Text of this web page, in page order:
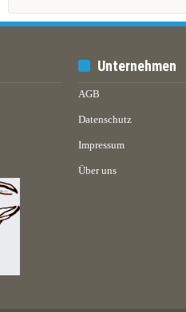
Unternehmen
AGB
Datenschutz
Impressum
Über uns